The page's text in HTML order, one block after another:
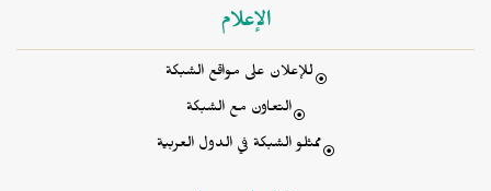
الإعلام
للإعلان على مواقع الشبكة
التعاون مع الشبكة
ممثلو الشبكة في الدول العربية